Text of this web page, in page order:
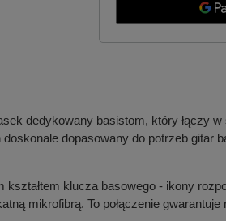
dedykowany basistom, który łączy
dopasowany do potrzeb gitar
klucza basowego - ikony
mikrofibrą. To połączenie